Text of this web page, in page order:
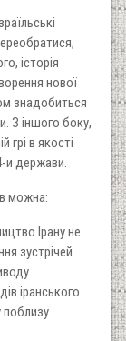
історія
нової
знадобиться
З іншого боку,
грі в якості
и держави.
можна:
Ірану не
зустрічей
іранського
поблизу